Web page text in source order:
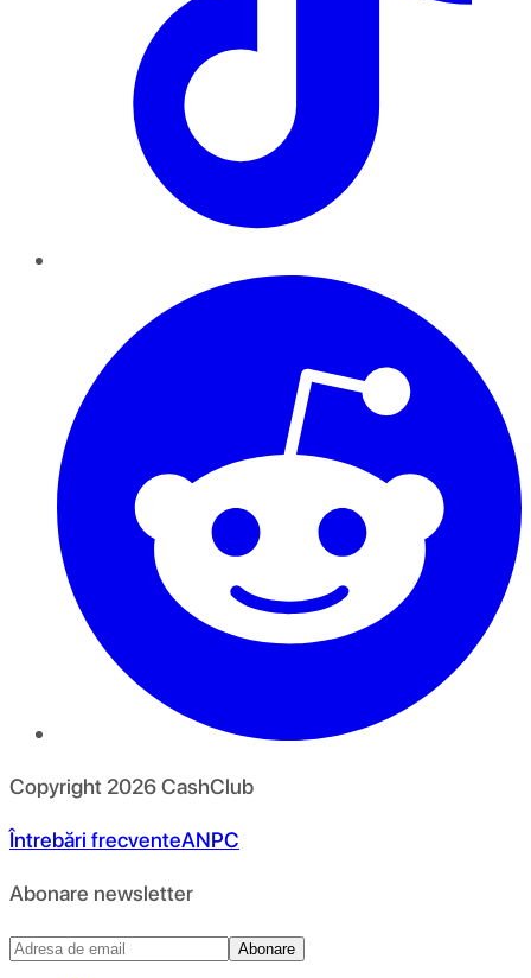
Copyright 2026CashClub
Întrebări frecventeANPC
Abonare newsletter
Abonare